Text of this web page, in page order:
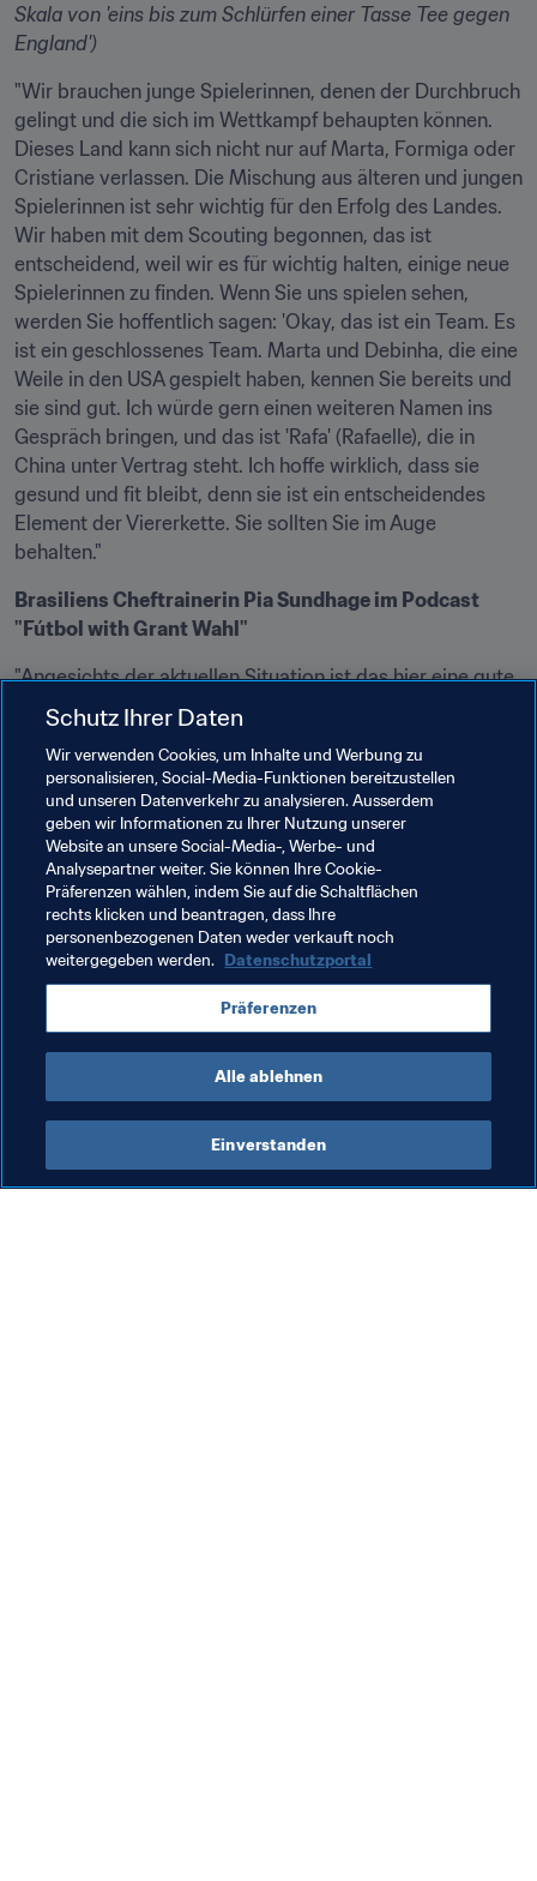
Skala von 'eins bis zum Schlürfen einer Tasse Tee gegen
England')
"Wir brauchen junge Spielerinnen, denen der Durchbruch
gelingt und die sich im Wettkampf behaupten können.
Dieses Land kann sich nicht nur auf Marta, Formiga oder
Cristiane verlassen. Die Mischung aus älteren und jungen
Spielerinnen ist sehr wichtig für den Erfolg des Landes.
Wir haben mit dem Scouting begonnen, das ist
entscheidend, weil wir es für wichtig halten, einige neue
Spielerinnen zu finden. Wenn Sie uns spielen sehen,
werden Sie hoffentlich sagen: 'Okay, das ist ein Team. Es
ist ein geschlossenes Team. Marta und Debinha, die eine
Weile in den USA gespielt haben, kennen Sie bereits und
sie sind gut. Ich würde gern einen weiteren Namen ins
Gespräch bringen, und das ist 'Rafa' (Rafaelle), die in
China unter Vertrag steht. Ich hoffe wirklich, dass sie
gesund und fit bleibt, denn sie ist ein entscheidendes
Element der Viererkette. Sie sollten Sie im Auge
behalten."
Brasiliens Cheftrainerin Pia Sundhage im Podcast
"Fútbol with Grant Wahl"
"Angesichts der aktuellen Situation ist das hier eine gute
Chance für Spielerinnen, sich zu profilieren und zu
können. Wir werden das Turnier nutzen, um den
Spielerinnenpool zu bewerten und zu schauen, ob die
Spielerinnen weit genug sind, um unsere Ziele bei den
Olympischen Spielen zu erreichen."
Kanadas Cheftrainerin Beverly Priestman
Verwandte Themen
USA Argentina Brazil Canada
Schutz Ihrer Daten
Wir verwenden Cookies, um Inhalte und Werbung zu
personalisieren, Social-Media-Funktionen bereitzustellen
und unseren Datenverkehr zu analysieren. Ausserdem
geben wir Informationen zu Ihrer Nutzung unserer
Website an unsere Social-Media-, Werbe- und
Analysepartner weiter. Sie können Ihre Cookie-
Präferenzen wählen, indem Sie auf die Schaltflächen
rechts klicken und beantragen, dass Ihre
personenbezogenen Daten weder verkauft noch
weitergegeben werden. Datenschutzportal
Präferenzen
Alle ablehnen
Einverstanden